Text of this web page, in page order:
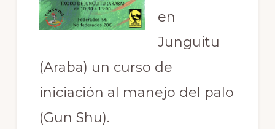
en
Junguitu
(Araba) un curso de
iniciación al manejo del palo
(Gun Shu).